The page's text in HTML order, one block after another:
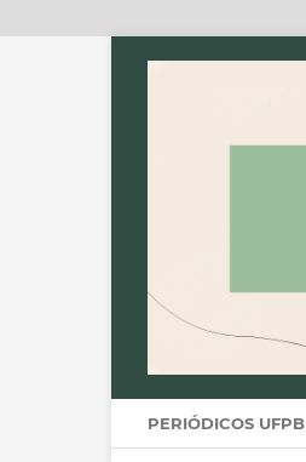
PERIÓDICOS UFPB